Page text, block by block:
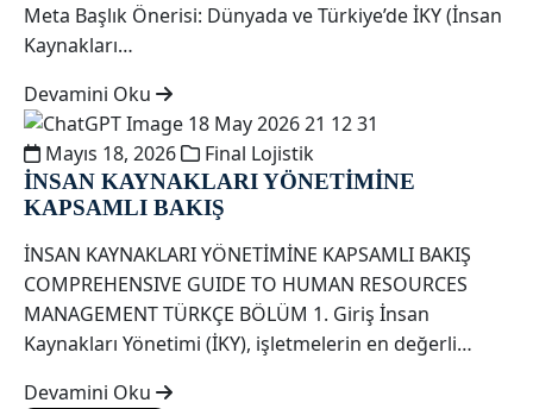
Meta Başlık Önerisi: Dünyada ve Türkiye’de İKY (İnsan
Kaynakları…
Devamini Oku
Mayıs 18, 2026 Final Lojistik
İNSAN KAYNAKLARI YÖNETİMİNE
KAPSAMLI BAKIŞ
İNSAN KAYNAKLARI YÖNETİMİNE KAPSAMLI BAKIŞ
COMPREHENSIVE GUIDE TO HUMAN RESOURCES
MANAGEMENT TÜRKÇE BÖLÜM 1. Giriş İnsan
Kaynakları Yönetimi (İKY), işletmelerin en değerli…
Devamini Oku